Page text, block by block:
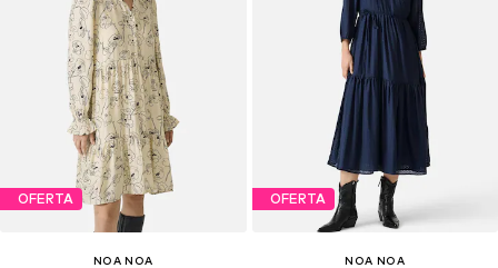
OFERTA
NOA NOA
OFERTA
NOA NOA